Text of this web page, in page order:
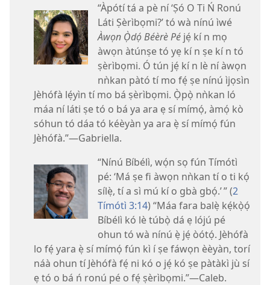
“Àpótí tá a pè ní ‘Ṣó O Ti Ń Ronú
Láti Ṣèrìbọmi?’ tó wà nínú ìwé
Àwọn Ọ̀dọ́ Béèrè Pé jẹ́ kí n mọ
àwọn àtúnṣe tó yẹ kí n ṣe kí n tó
ṣèrìbọmi. Ó tún jẹ́ kí n lè ní àwọn
nǹkan pàtó tí mo fẹ́ ṣe nínú ìjọsìn
Jèhófà lẹ́yìn tí mo bá ṣèrìbọmi. Ọ̀pọ̀ nǹkan ló
máa ní láti ṣe tó o bá ya ara ẹ sí mímọ́, àmọ́ kò
sóhun tó dáa tó kéèyàn ya ara ẹ̀ sí mímọ́ fún
Jèhófà.”​—Gabriella.
“Nínú Bíbélì, wọ́n sọ fún Tímótì
pé: ‘Má ṣe fi àwọn nǹkan tí o ti kọ́
sílẹ̀, tí a sì mú kí o gbà gbọ́.’ ” (2
Tímótì 3:14) “Máa fara balẹ̀ kẹ́kọ̀ọ́
Bíbélì kó lè túbọ̀ dá ẹ lójú pé
ohun tó wà nínú ẹ̀ jẹ́ òótọ́. Jèhófà
lo fẹ́ yara ẹ̀ sí mímọ́ fún kì í ṣe fáwọn èèyàn, torí
náà ohun tí Jèhófà fẹ́ ni kó o jẹ́ kó ṣe pàtàkì jù sí
ẹ tó o bá ń ronú pé o fẹ́ ṣèrìbọmi.”​—Caleb.